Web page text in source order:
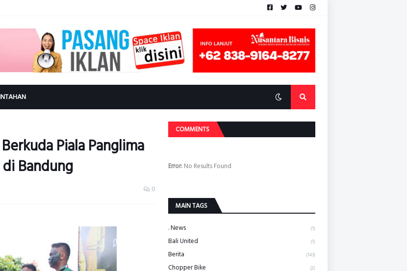
Piala Panglima
Bandung
0
COMMENTS
Error:No Results Found
MAIN TAGS
. News (1)
Bali United (1)
Berita (143)
Chopper Bike (2)